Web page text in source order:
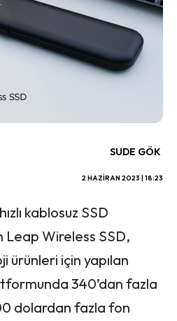
SUDE GÖK
2 HAZIRAN 2023 | 18:23
kablosuz SSD
Leap Wireless SSD,
için yapılan
340’dan fazla
dolardan fazla fon